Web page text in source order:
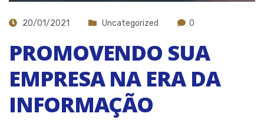
20/01/2021 Uncategorized 0
PROMOVENDO SUA
EMPRESA NA ERA DA
INFORMAÇÃO